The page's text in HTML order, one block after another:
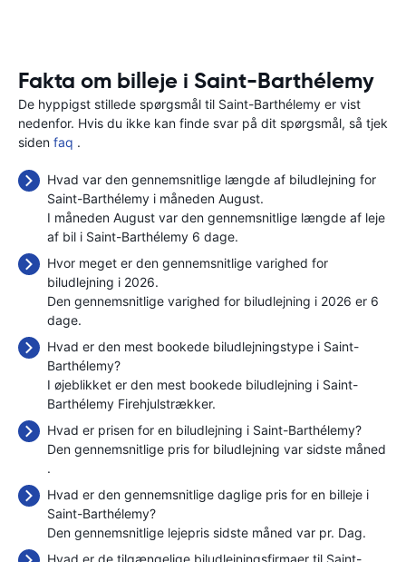
Fakta om billeje i Saint-Barthélemy
De hyppigst stillede spørgsmål til Saint-Barthélemy er vist
nedenfor. Hvis du ikke kan finde svar på dit spørgsmål, så tjek
siden faq .
Hvad var den gennemsnitlige længde af biludlejning for
Saint-Barthélemy i måneden August.
I måneden August var den gennemsnitlige længde af leje
af bil i Saint-Barthélemy 6 dage.
Hvor meget er den gennemsnitlige varighed for
biludlejning i 2026.
Den gennemsnitlige varighed for biludlejning i 2026 er 6
dage.
Hvad er den mest bookede biludlejningstype i Saint-
Barthélemy?
I øjeblikket er den mest bookede biludlejning i Saint-
Barthélemy Firehjulstrækker.
Hvad er prisen for en biludlejning i Saint-Barthélemy?
Den gennemsnitlige pris for biludlejning var sidste måned
.
Hvad er den gennemsnitlige daglige pris for en billeje i
Saint-Barthélemy?
Den gennemsnitlige lejepris sidste måned var pr. Dag.
Hvad er de tilgængelige biludlejningsfirmaer til Saint-